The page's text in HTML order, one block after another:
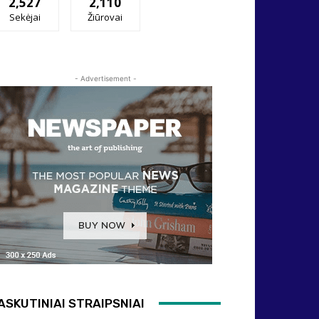
Sekėjai Žiūrovai
- Advertisement -
STRAIPSNIAI